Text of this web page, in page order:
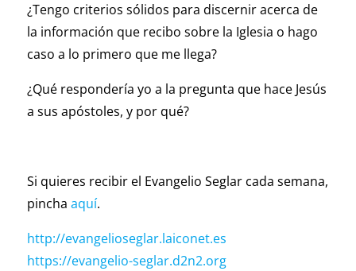
¿Tengo criterios sólidos para discernir acerca de
la información que recibo sobre la Iglesia o hago
caso a lo primero que me llega?
¿Qué respondería yo a la pregunta que hace Jesús
a sus apóstoles, y por qué?
Si quieres recibir el Evangelio Seglar cada semana,
pincha aquí.
http://evangelioseglar.laiconet.es
https://evangelio-seglar.d2n2.org